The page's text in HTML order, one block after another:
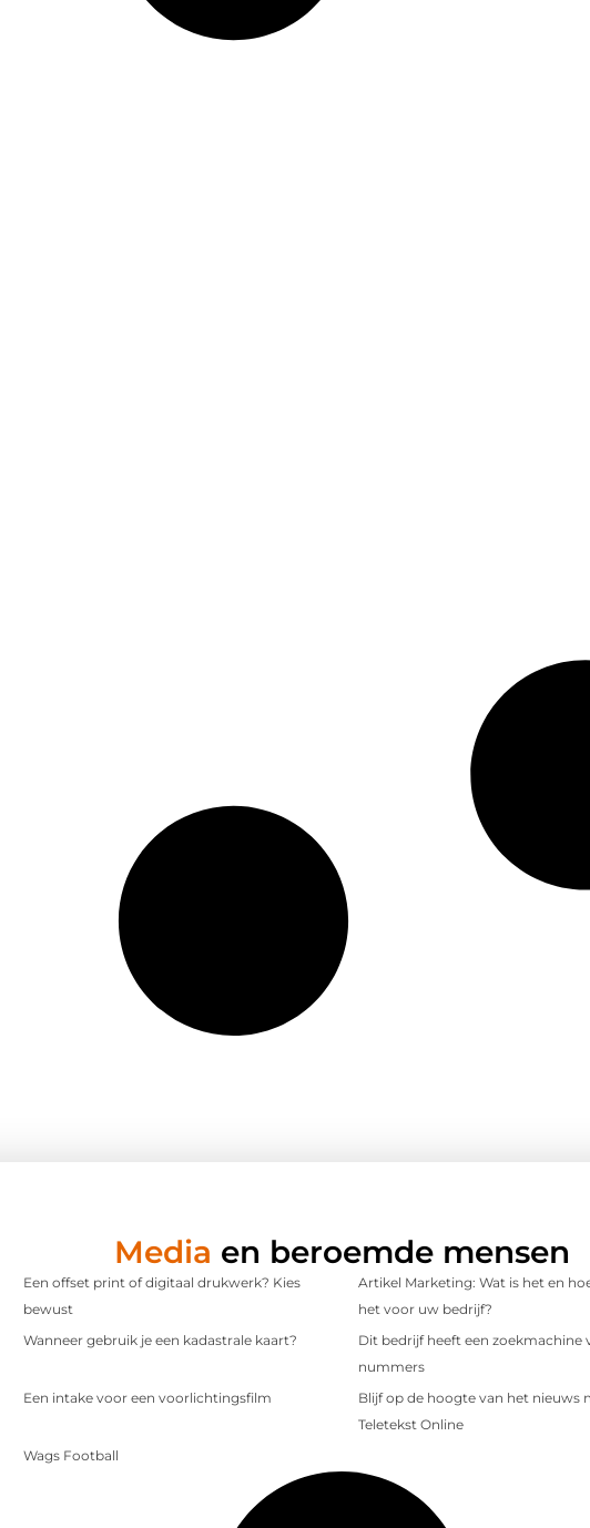
Media en beroemde mensen
Een offset print of digitaal drukwerk? Kies
bewust
Artikel Marketing: Wat is het en
het voor uw bedrijf?
Wanneer gebruik je een kadastrale kaart?
Dit bedrijf heeft een zoekmachine
nummers
Een intake voor een voorlichtingsfilm
Blijf op de hoogte van het nieuws
Teletekst Online
Wags Football